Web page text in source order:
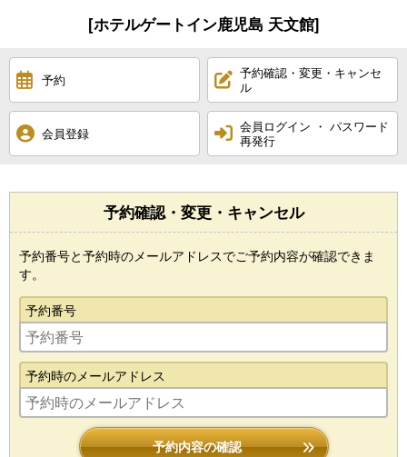
[ホテルゲートイン鹿児島 天文館]
予約
予約確認・変更・キャンセ
ル
会員登録
会員ログイン ・ パスワード
再発行
予約確認・変更・キャンセル
予約番号と予約時のメールアドレスでご予約内容が確認できま
す。
予約番号
予約時のメールアドレス
予約内容の確認